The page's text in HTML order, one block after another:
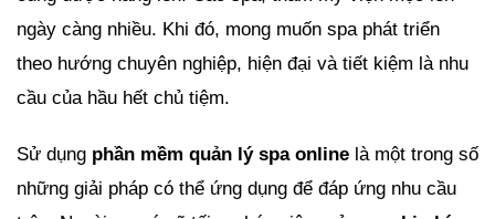
ngày càng nhiều. Khi đó, mong muốn spa phát triển
theo hướng chuyên nghiệp, hiện đại và tiết kiệm là nhu
cầu của hầu hết chủ tiệm.
Sử dụng phần mềm quản lý spa online là một trong số
những giải pháp có thể ứng dụng để đáp ứng nhu cầu